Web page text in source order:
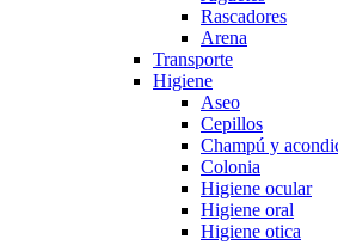
Rascadores
Arena
Transporte
Higiene
Aseo
Cepillos
Champú y
Colonia
Higiene ocular
Higiene oral
Higiene otica